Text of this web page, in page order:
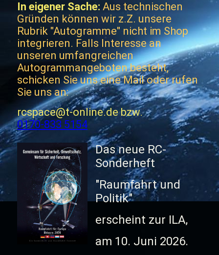
In eigener Sache: Aus technischen
Gründen können wir z.Z. unsere
Rubrik "Autogramme" nicht im Shop
integrieren. Falls Interesse an
unseren umfangreichen
Autogrammangeboten besteht,
schicken Sie uns eine Mail oder rufen
Sie uns an:
rcspace@t-online.de bzw.
0170-833 5154
Das neue RC-
Sonderheft
"Raumfahrt und
Politik"
erscheint zur ILA,
am 10. Juni 2026.